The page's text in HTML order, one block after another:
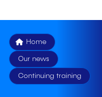
Home
Our news
Continuing training